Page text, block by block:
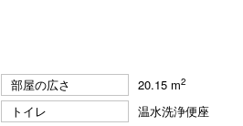
部屋の広さ 20.15 m2
トイレ
温水洗浄便座